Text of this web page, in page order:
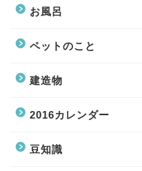
お風呂
ペットのこと
建造物
2016カレンダー
豆知識